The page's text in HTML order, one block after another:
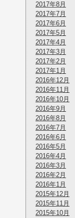
2017年8月
2017年7月
2017年6月
2017年5月
2017年4月
2017年3月
2017年2月
2017年1月
2016年12月
2016年11月
2016年10月
2016年9月
2016年8月
2016年7月
2016年6月
2016年5月
2016年4月
2016年3月
2016年2月
2016年1月
2015年12月
2015年11月
2015年10月